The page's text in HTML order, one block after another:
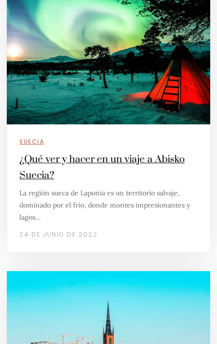
SUECIA
¿Qué ver y hacer en un viaje a Abisko
Suecia?
La región sueca de Laponia es un territorio salvaje,
dominado por el frío, donde montes impresionantes y
lagos…
24 DE JUNIO DE 2022